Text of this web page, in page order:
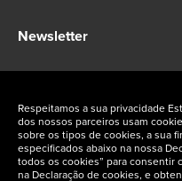
Newsletter
Fique a par das ofertas
Respeitamos a sua privacidade
dos nossos parceiros usam
sobre os tipos de cookies, a sua
especificados abaixo na nossa
todos os cookies” para consentir
na Declaração de cookies, e